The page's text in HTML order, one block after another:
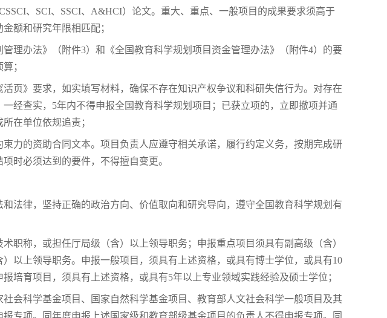
、SCI、SSCI、A&HCI）论文。重大、重点、一般项目的成果要求须高于
额和研究年限相匹配；
理办法》（附件3）和《全国教育科学规划项目资金管理办法》（附件4）的要
；
页》要求，如实填写材料，确保不存在知识产权争议和科研失信行为。对存在
经查实，5年内不得申报全国教育科学规划项目；已获立项的，立即撤项并通
在单位依规追责；
力的资助合同文本。项目负责人应遵守相关承诺，履行约定义务，按期完成研
时必须达到的要件，不得擅自变更。
法律，坚持正确的政治方向、价值取向和研究导向，遵守全国教育科学规划有
职称，或担任厅局级（含）以上领导职务；申报重点项目须具有副高级（含）
以上领导职务。申报一般项目，须具有上述资格，或具有博士学位，或具有10
培育项目，须具有上述资格，或具有5年以上专业领域实践经验及硕士学位；
会科学基金项目、国家自然科学基金项目、教育部人文社会科学一般项目及其
专项。同年度申报上述国家级和教育部级基金项目的负责人不得申报专项。同